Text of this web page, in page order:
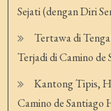
Sejati (dengan Diri
Tertawa di
Terjadi di Camino de
Kantong Tipis,
Camino de Santiago